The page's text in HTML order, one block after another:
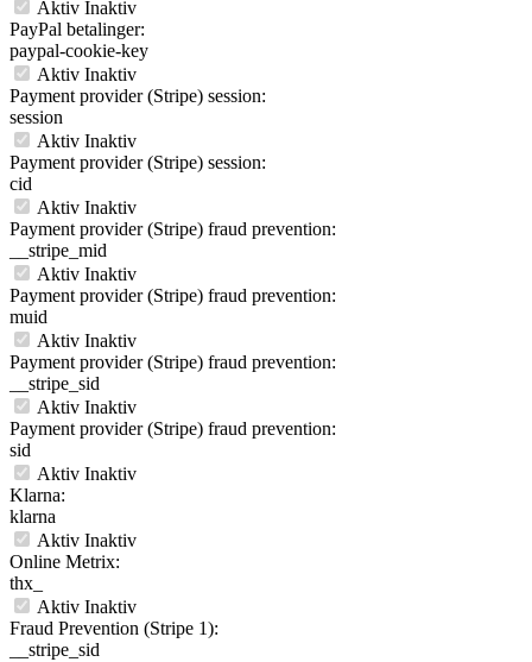
Aktiv Inaktiv
PayPal betalinger:
paypal-cookie-key
Aktiv Inaktiv
Payment provider (Stripe) session:
session
Aktiv Inaktiv
Payment provider (Stripe) session:
cid
Aktiv Inaktiv
Payment provider (Stripe) fraud prevention:
__stripe_mid
Aktiv Inaktiv
Payment provider (Stripe) fraud prevention:
muid
Aktiv Inaktiv
Payment provider (Stripe) fraud prevention:
__stripe_sid
Aktiv Inaktiv
Payment provider (Stripe) fraud prevention:
sid
Aktiv Inaktiv
Klarna:
klarna
Aktiv Inaktiv
Online Metrix:
thx_
Aktiv Inaktiv
Fraud Prevention (Stripe 1):
__stripe_sid